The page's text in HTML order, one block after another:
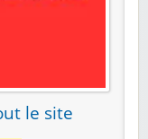
le site